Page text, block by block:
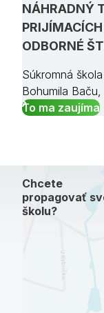
NÁHRADNÝ
ODBORNÉ
Súkromná
Bohumila
To ma zaujíma
Chcete
propagovať
školu?